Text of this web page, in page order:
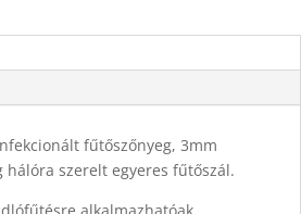
fűtőszőnyeg, 3mm
hálóra szerelt egyeres fűtőszál.